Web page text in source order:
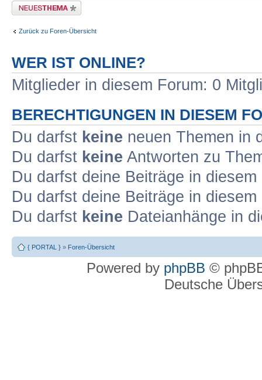
Neues Thema erstellen
Zurück zu Foren-Übersicht
WER IST ONLINE?
Mitglieder in diesem Forum: 0
BERECHTIGUNGEN IN DIESEM
Du darfst keine neuen Themen in
Du darfst keine Antworten zu
Du darfst deine Beiträge in
Du darfst deine Beiträge in
Du darfst keine Dateianhänge in
{ PORTAL } » Foren-Übersicht
Powered by phpBB ©
Deutsche